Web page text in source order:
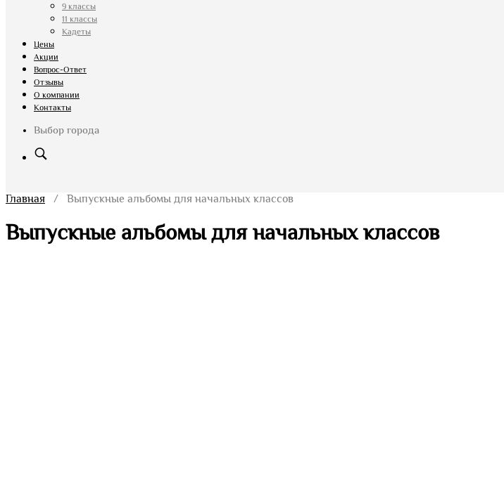
9 классы
11 классы
Кадеты
Цены
Акции
Вопрос-Ответ
Отзывы
О компании
Контакты
Выбор города
Главная / Выпускные альбомы для начальных классов
Выпускные альбомы для начальных классов